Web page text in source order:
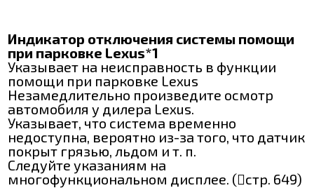
Индикатор отключения системы помощи
при парковке Lexus*1
Указывает на неисправность в функции
помощи при парковке Lexus
Незамедлительно произведите осмотр
автомобиля у дилера Lexus.
Указывает, что система временно
недоступна, вероятно из-за того, что датчик
покрыт грязью, льдом и т. п.
Следуйте указаниям на
многофункциональном дисплее. (стр. 649)